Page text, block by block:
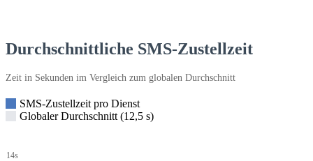
Durchschnittliche SMS-Zustellzeit
Zeit in Sekunden im Vergleich zum globalen Durchschnitt
SMS-Zustellzeit pro Dienst
Globaler Durchschnitt (12,5 s)
14s